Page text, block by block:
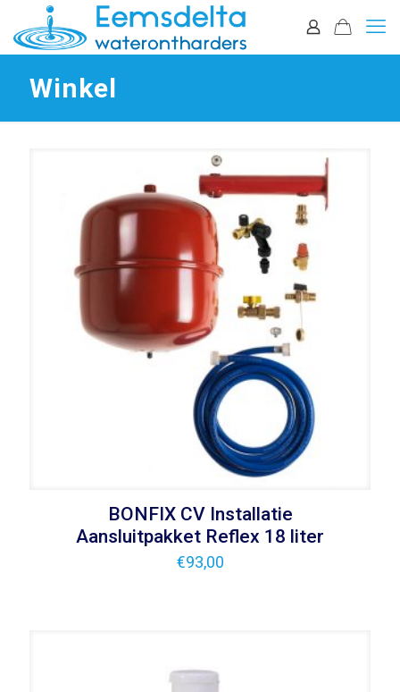
Winkel
BONFIX CV Installatie
Aansluitpakket Reflex 18 liter
€93,00